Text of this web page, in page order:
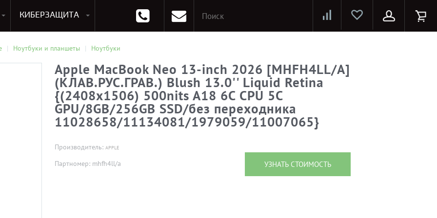
КИБЕРЗАЩИТА
Ноутбуки и планшеты Ноутбуки
Apple MacBook Neo 13-inch 2026 [MHFH4LL/A]
(КЛАВ.РУС.ГРАВ.) Blush 13.0'' Liquid Retina
{(2408x1506) 500nits A18 6C CPU 5C
GPU/8GB/256GB SSD/без переходника
11028658/11134081/1979059/11007065}
Производитель: APPLE
Партномер: mhfh4ll/a УЗНАТЬ СТОИМОСТЬ